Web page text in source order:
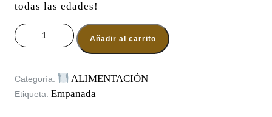
todas las edades!
EMPANADA JAMÓN YORK Y QUESO (Kg) cantidad
Añadir al carrito
Categoría: ALIMENTACIÓN
Etiqueta: Empanada